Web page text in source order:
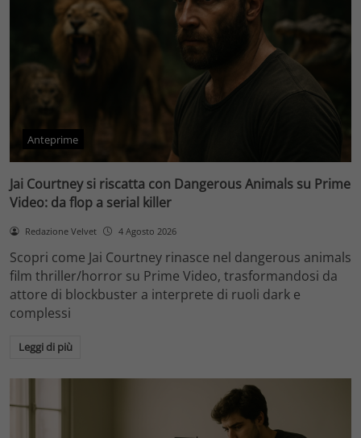
Anteprime
Jai Courtney si riscatta con Dangerous Animals su Prime
Video: da flop a serial killer
Redazione Velvet 4 Agosto 2026
Scopri come Jai Courtney rinasce nel dangerous animals
film thriller/horror su Prime Video, trasformandosi da
attore di blockbuster a interprete di ruoli dark e
complessi
Leggi di più